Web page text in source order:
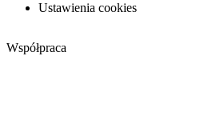
Ustawienia cookies
Współpraca